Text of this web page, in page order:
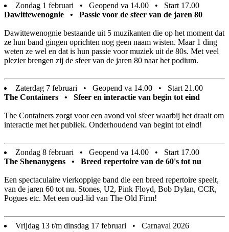
Zondag 1 februari • Geopend va 14.00 • Start 17.00
Dawittewenognie • Passie voor de sfeer van de jaren 80
Dawittewenognie bestaande uit 5 muzikanten die op het moment dat
ze hun band gingen oprichten nog geen naam wisten. Maar 1 ding
weten ze wel en dat is hun passie voor muziek uit de 80s. Met veel
plezier brengen zij de sfeer van de jaren 80 naar het podium.
Zaterdag 7 februari • Geopend va 14.00 • Start 21.00
The Containers • Sfeer en interactie van begin tot eind
The Containers zorgt voor een avond vol sfeer waarbij het draait om
interactie met het publiek. Onderhoudend van begint tot eind!
Zondag 8 februari • Geopend va 14.00 • Start 17.00
The Shenanygens • Breed repertoire van de 60's tot nu
Een spectaculaire vierkoppige band die een breed repertoire speelt,
van de jaren 60 tot nu. Stones, U2, Pink Floyd, Bob Dylan, CCR,
Pogues etc. Met een oud-lid van The Old Firm!
Vrijdag 13 t/m dinsdag 17 februari • Carnaval 2026